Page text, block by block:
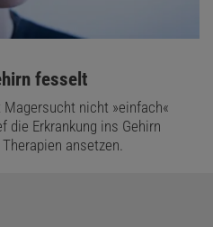
fesselt
nicht »einfach«
die Erkrankung ins Gehirn
ansetzen.